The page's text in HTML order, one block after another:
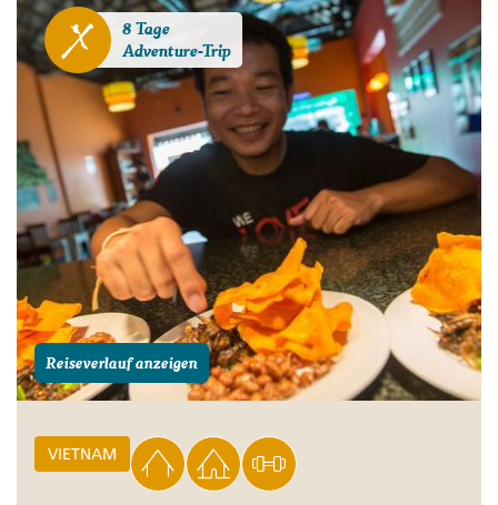
8 Tage
Adventure-Trip
Reiseverlauf anzeigen
VIETNAM